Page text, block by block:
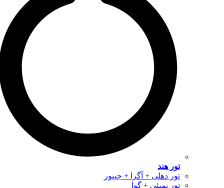
تور هند
تور دهلی + آگرا + جیپور
تور بمبئی + گوا